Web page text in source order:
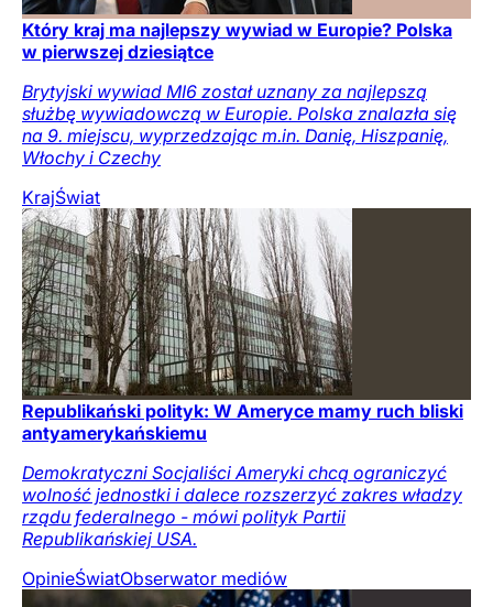
Który kraj ma najlepszy wywiad w Europie? Polska
w pierwszej dziesiątce
Brytyjski wywiad MI6 został uznany za najlepszą
służbę wywiadowczą w Europie. Polska znalazła się
na 9. miejscu, wyprzedzając m.in. Danię, Hiszpanię,
Włochy i Czechy
KrajŚwiat
Republikański polityk: W Ameryce mamy ruch bliski
antyamerykańskiemu
Demokratyczni Socjaliści Ameryki chcą ograniczyć
wolność jednostki i dalece rozszerzyć zakres władzy
rządu federalnego - mówi polityk Partii
Republikańskiej USA.
OpinieŚwiatObserwator mediów